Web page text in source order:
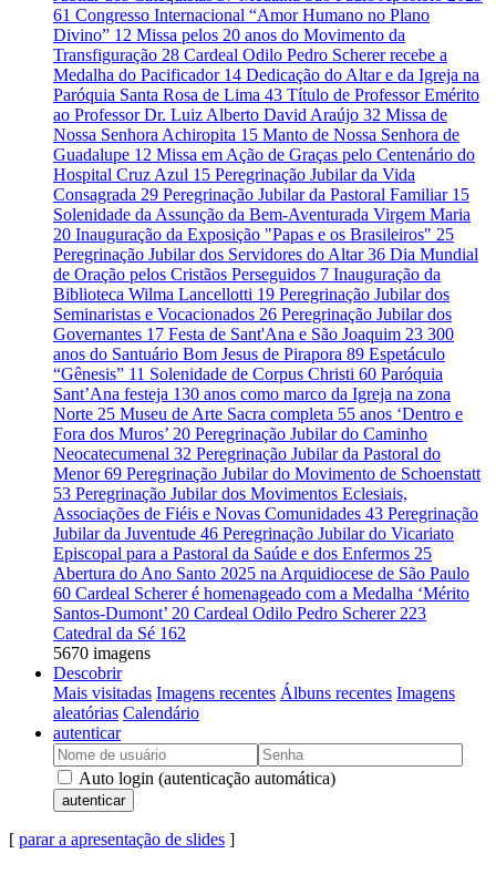
61 Congresso Internacional “Amor Humano no Plano
Divino” 12 Missa pelos 20 anos do Movimento da
Transfiguração 28 Cardeal Odilo Pedro Scherer recebe a
Medalha do Pacificador 14 Dedicação do Altar e da Igreja na
Paróquia Santa Rosa de Lima 43 Título de Professor Emérito
ao Professor Dr. Luiz Alberto David Araújo 32 Missa de
Nossa Senhora Achiropita 15 Manto de Nossa Senhora de
Guadalupe 12 Missa em Ação de Graças pelo Centenário do
Hospital Cruz Azul 15 Peregrinação Jubilar da Vida
Consagrada 29 Peregrinação Jubilar da Pastoral Familiar 15
Solenidade da Assunção da Bem-Aventurada Virgem Maria
20 Inauguração da Exposição "Papas e os Brasileiros" 25
Peregrinação Jubilar dos Servidores do Altar36 Dia Mundial
de Oração pelos Cristãos Perseguidos 7 Inauguração da
Biblioteca Wilma Lancellotti 19 Peregrinação Jubilar dos
Seminaristas e Vocacionados 26 Peregrinação Jubilar dos
Governantes 17 Festa de Sant'Ana e São Joaquim 23 300
anos do Santuário Bom Jesus de Pirapora 89 Espetáculo
“Gênesis” 11 Solenidade de Corpus Christi 60 Paróquia
Sant’Ana festeja 130 anos como marco da Igreja na zona
Norte 25 Museu de Arte Sacra completa 55 anos ‘Dentro e
Fora dos Muros’ 20 Peregrinação Jubilar do Caminho
Neocatecumenal 32 Peregrinação Jubilar da Pastoral do
Menor69 Peregrinação Jubilar do Movimento de Schoenstatt
53 Peregrinação Jubilar dos Movimentos Eclesiais,
Associações de Fiéis e Novas Comunidades 43 Peregrinação
Jubilar da Juventude 46 Peregrinação Jubilar do Vicariato
Episcopal para a Pastoral da Saúde e dos Enfermos 25
Abertura do Ano Santo 2025 na Arquidiocese de São Paulo
60 Cardeal Scherer é homenageado com a Medalha ‘Mérito
Santos-Dumont’ 20 Cardeal Odilo Pedro Scherer 223
Catedral da Sé 162
5670 imagens
Descobrir
Mais visitadas Imagens recentes Álbuns recentes Imagens
aleatórias Calendário
autenticar
Auto login (autenticação automática)
autenticar
[ parar a apresentação de slides ]